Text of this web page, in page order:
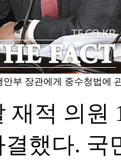
부 장관에게 중수청법에
재적 의원
했다. 국